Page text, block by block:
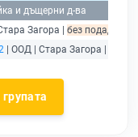
и дъщерни д-ва
Загора | без подаден
| ООД | Стара Загора |